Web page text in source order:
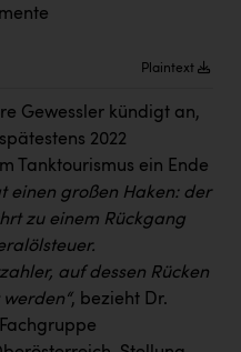
Plaintext
Gewessler kündigt an,
2022
Tanktourismus ein Ende
einen großen Haken: der
zu einem Rückgang
auf dessen Rücken
, bezieht Dr.